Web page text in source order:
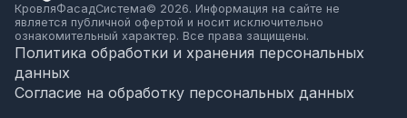
КровляФасадСистема© 2026. Информация на сайте не
является публичной офертой и носит исключительно
ознакомительный характер. Все права защищены.
Политика обработки и хранения персональных
данных
Согласие на обработку персональных данных